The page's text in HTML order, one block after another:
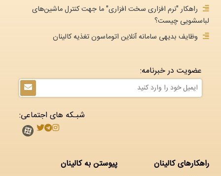
راهکار "نرم افزاری سخت افزاری" ما جهت کنترل ماشین‌های
لباسشویی چیست؟
وظایف بدیهی سامانه آنلاین اتوماسون تغذیه کالینان
عضویت در خبرنامه:
شبـکه های اجتماعی:
راهکارهای کالینان پیوستن به کالینان